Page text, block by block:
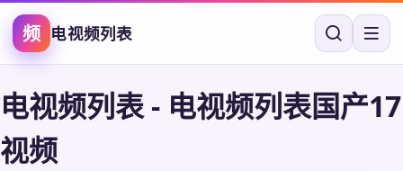
频 电视频列表
电视频列表- 电视频列表国产17
视频